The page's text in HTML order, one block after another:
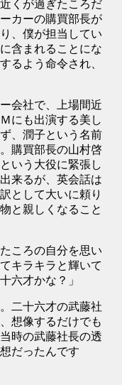
くが過ぎたころだ
カーの購買部長が
、僕が担当してい
含まれることにな
るよう命令され、
会社で、上場間近
にも出演する美し
、潤子という名前
購買部長の山村啓
いう大役に緊張し
来るが、英会話は
として大いに頼り
と親しくなること
ころの自分を思い
キラキラと輝いて
六才かな？」
二十六才の武藤社
想像するだけでも
時の武藤社長の透
だったんです